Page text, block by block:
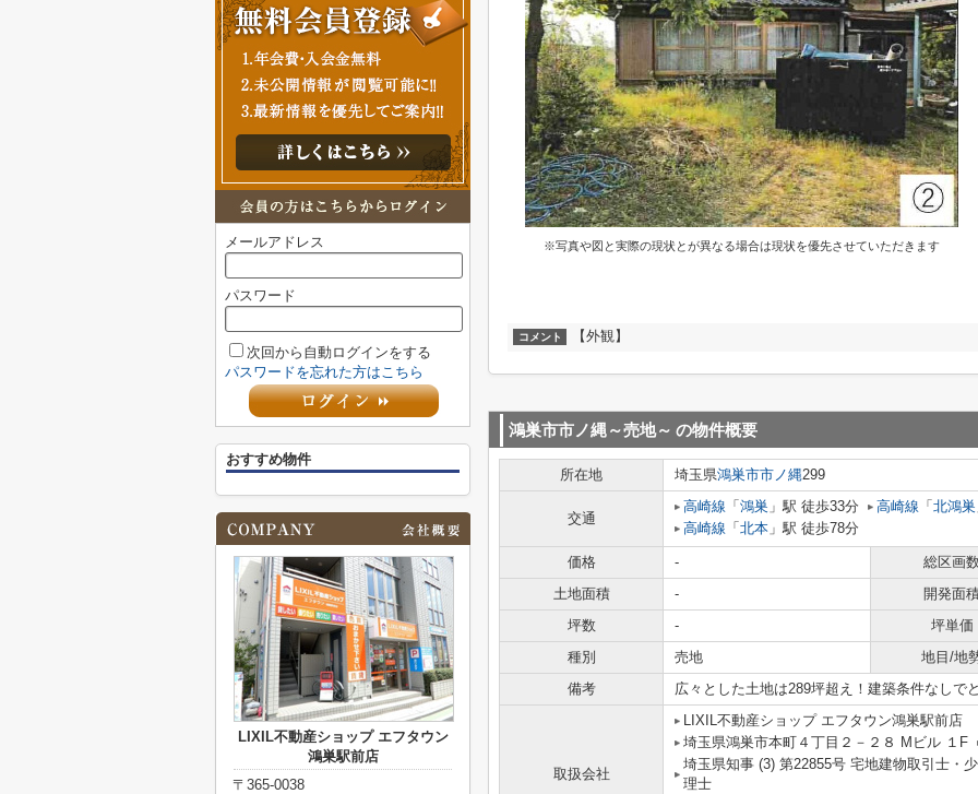
※写真や図と実際の現状とが異なる場合は現状を優先させていただきます
コメント 【外観】
鴻巣市市ノ縄～売地～ の物件概要
所在地 埼玉県鴻巣市市ノ縄299
交通
高崎線 「 鴻巣 」駅 徒歩33分 高崎線 「 北鴻巣
高崎線 「 北本 」駅 徒歩78分
価格 -
総区画
土地面積
-
開発面
坪数
-
坪単価
種別
売地
地目/地
備考
広々とした土地は289坪超え！建築条件なしで
取扱会社
LIXIL不動産ショップ エフタウン鴻巣駅前店
埼玉県鴻巣市本町４丁目２－２８ Mビル １F
埼玉県知事 (3) 第22855号 宅地建物取引士・
理士
メールアドレス
パスワード
次回から自動ログインをする
パスワードを忘れた方はこちら
おすすめ物件
LIXIL不動産ショップ エフタウン
鴻巣駅前店
〒365-0038